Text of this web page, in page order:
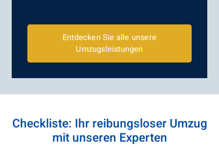
Entdecken Sie alle unsere
Umzugsleistungen
Checkliste: Ihr reibungsloser Umzug
mit unseren Experten